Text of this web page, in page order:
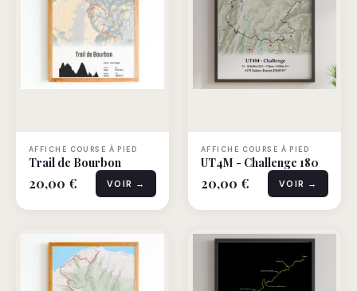
AFFICHE COURSE À PIED
Trail de Bourbon
20,00 € VOIR →
AFFICHE COURSE À PIED
UT4M - Challenge 180
20,00 € VOIR →